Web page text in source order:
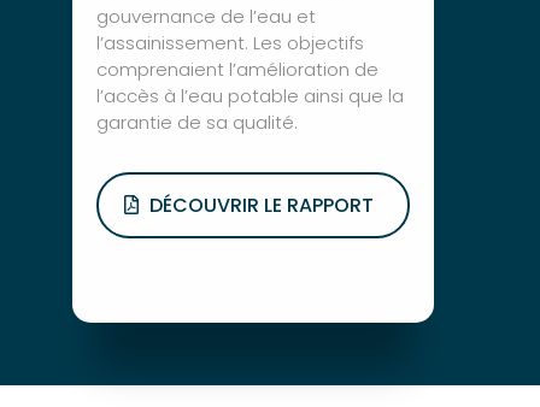
gouvernance de l’eau et
l’assainissement. Les objectifs
comprenaient l’amélioration de
l’accès à l’eau potable ainsi que la
garantie de sa qualité.
DÉCOUVRIR LE RAPPORT